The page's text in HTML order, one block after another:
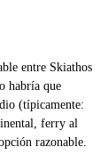
entre Skiathos
habría que
(típicamente:
ferry al
razonable.